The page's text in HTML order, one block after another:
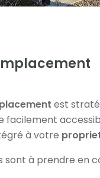
est
facilement
à votre
sont à prendre en